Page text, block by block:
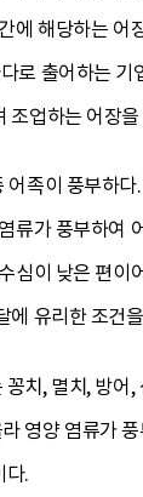
해당하는
출어하는
조업하는 어장
족이 풍부하
가 풍부하여
이 낮은 편
에 유리한 조건
치, 멸치, 방
영양 염류가
다.